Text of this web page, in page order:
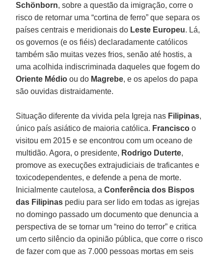
Schönborn, sobre a questão da imigração, corre o
risco de retornar uma “cortina de ferro” que separa os
países centrais e meridionais do Leste Europeu. Lá,
os governos (e os fiéis) declaradamente católicos
também são muitas vezes frios, senão até hostis, a
uma acolhida indiscriminada daqueles que fogem do
Oriente Médio ou do Magrebe, e os apelos do papa
são ouvidas distraidamente.
Situação diferente da vivida pela Igreja nas Filipinas,
único país asiático de maioria católica. Francisco o
visitou em 2015 e se encontrou com um oceano de
multidão. Agora, o presidente, Rodrigo Duterte,
promove as execuções extrajudiciais de traficantes e
toxicodependentes, e defende a pena de morte.
Inicialmente cautelosa, aConferência dos Bispos
das Filipinas pediu para ser lido em todas as igrejas
no domingo passado um documento que denuncia a
perspectiva de se tornar um “reino do terror” e critica
um certo silêncio da opinião pública, que corre o risco
de fazer com que as 7.000 pessoas mortas em seis